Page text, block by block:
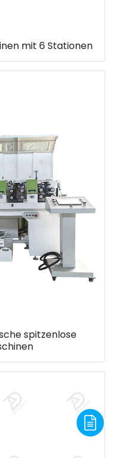
mit 6 Stationen
spitzenlose